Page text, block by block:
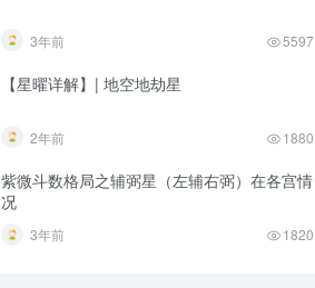
3年前 5597
【星曜详解】| 地空地劫星
2年前 1880
紫微斗数格局之辅弼星（左辅右弼）在各宫情
况
3年前 1820